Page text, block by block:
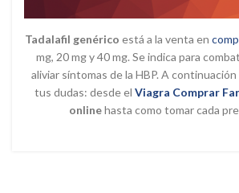
Tadalafil genérico está a la venta en
mg, 20 mg y 40 mg. Se indica para
aliviar síntomas de la HBP. A
tus dudas: desde el Viagra Comprar
onlinehasta como tomar cada